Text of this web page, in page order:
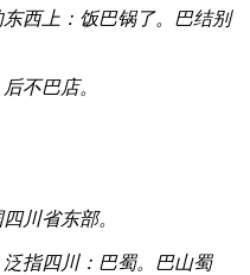
东西上：饭巴锅了。巴结别
不巴店。
川省东部。
泛指四川：巴蜀。巴山蜀